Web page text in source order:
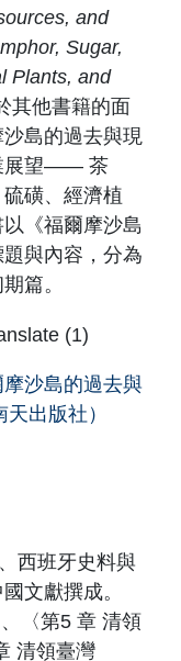
and
Sugar,
Plants, and
其他書籍的面
島的過去與現
展望—— 茶
磺、經濟植
《福爾摩沙島
與內容，分為
篇。
沙島的過去與
出版社）
西班牙史料與
文獻撰成。
〈第5 章 清領
清領臺灣